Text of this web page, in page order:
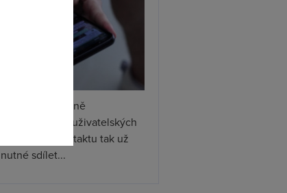
začal postupně
podporu uživatelských
předávání kontaktu tak už
sdílet...